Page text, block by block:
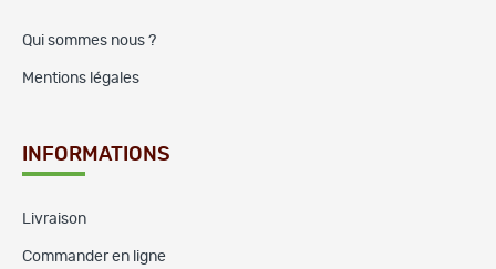
Qui sommes nous ?
Mentions légales
INFORMATIONS
Livraison
Commander en ligne